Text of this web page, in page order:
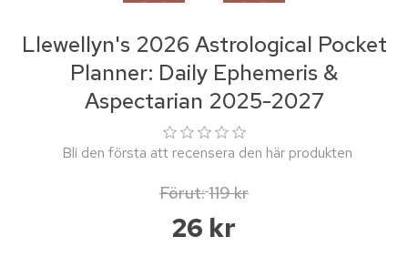
Llewellyn's 2026 Astrological Pocket
Planner: Daily Ephemeris &
Aspectarian 2025-2027
Bli den första att recensera den här produkten
Förut:119 kr
26 kr